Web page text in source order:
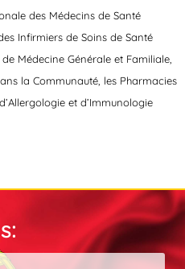
des Médecins de Santé
Infirmiers de Soins de Santé
Médecine Générale et Familiale,
la Communauté, les Pharmacies
et d’Immunologie